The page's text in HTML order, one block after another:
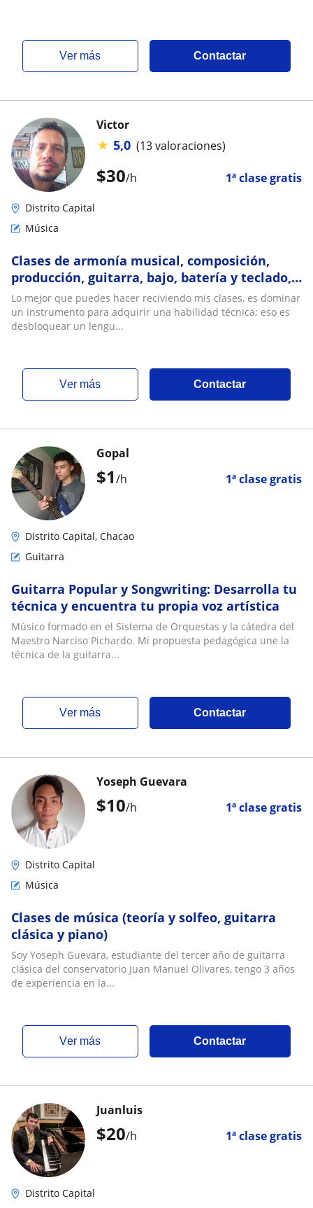
ver más Contactar
$30/h 1ª clase gratis
Victor
★ 5,0 (13 valoraciones)
Distrito Capital
Música
Clases de armonía musical, composición,
producción, guitarra, bajo, batería y teclado,
a domicilio o por internet
Lo mejor que puedes hacer reciviendo mis clases, es dominar
un instrumento para adquirir una habilidad técnica; eso es
desbloquear un lengu...
ver más Contactar
$1/h 1ª clase gratis
Gopal
Distrito Capital, Chacao
Guitarra
Guitarra Popular y Songwriting: Desarrolla tu
técnica y encuentra tu propia voz artística
Músico formado en el Sistema de Orquestas y la cátedra del
Maestro Narciso Pichardo. Mi propuesta pedagógica une la
técnica de la guitarra...
ver más Contactar
$10/h 1ª clase gratis
Yoseph Guevara
Distrito Capital
Música
Clases de música (teoría y solfeo, guitarra
clásica y piano)
Soy Yoseph Guevara, estudiante del tercer año de guitarra
clásica del conservatorio Juan Manuel Olivares, tengo 3 años
de experiencia en la...
ver más Contactar
$20/h 1ª clase gratis
Juanluis
Distrito Capital